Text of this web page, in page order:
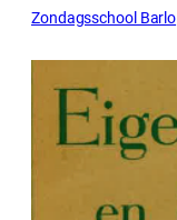
Zondagsschool Barlo